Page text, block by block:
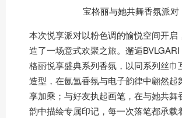
宝格丽与她共舞香氛派对
本次悦享派对以粉色调的愉悦空间开启
造了一场意式欢聚之旅。邂逅
格丽悦享盛典系列香氛，以同系列丝巾
造型，在氤氲香氛与电子韵律中翩然起
享加乘；与好友执起画笔，在与她共舞
韵中描绘专属印记，每一次落笔都承载